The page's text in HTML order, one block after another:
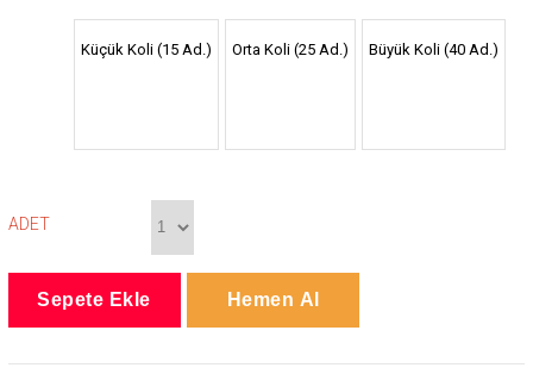
Küçük Koli (15 Ad.) Orta Koli (25 Ad.) Büyük Koli (40 Ad.)
ADET